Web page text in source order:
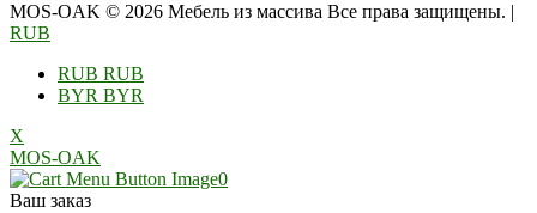
MOS-OAK © 2026 Мебель из массива Все права защищены. |
RUB
RUB RUB
BYR BYR
X
MOS-OAK
0
Ваш заказ